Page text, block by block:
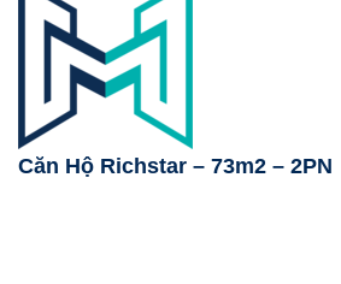
Căn Hộ Richstar – 73m2 – 2PN